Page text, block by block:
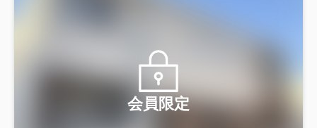
会員限定